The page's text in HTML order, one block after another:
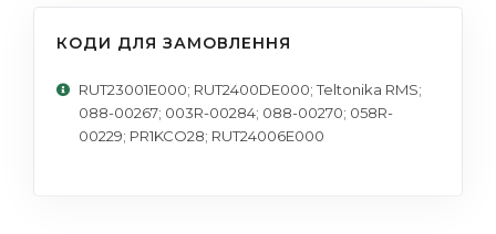
КОДИ ДЛЯ ЗАМОВЛЕННЯ
RUT23001E000; RUT2400DE000; Teltonika RMS;
088-00267; 003R-00284; 088-00270; 058R-
00229; PR1KCO28; RUT24006E000